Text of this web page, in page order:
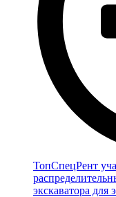
ТопСпецРент
экскаватора для